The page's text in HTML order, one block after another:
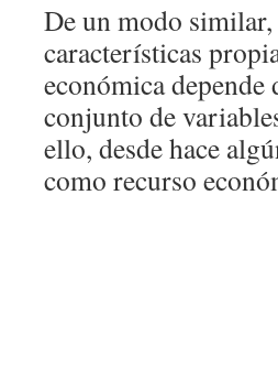
De un modo similar,
características
económica
conjunto de
ello, desde hace
como recurso